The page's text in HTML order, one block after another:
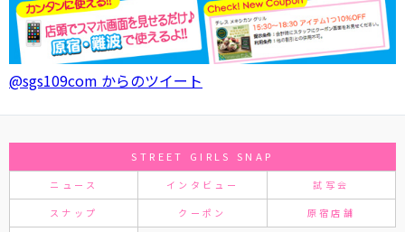
@sgs109com からのツイート
STREET GIRLS SNAP
ニュース インタビュー 試写会
スナップ クーポン 原宿店舗